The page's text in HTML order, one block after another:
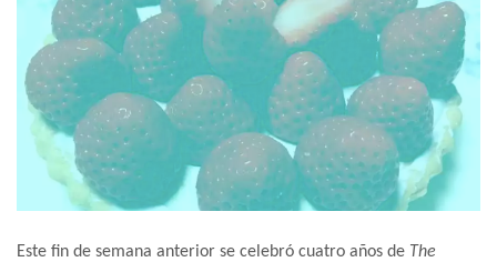
Este fin de semana anterior se celebró cuatro años de The